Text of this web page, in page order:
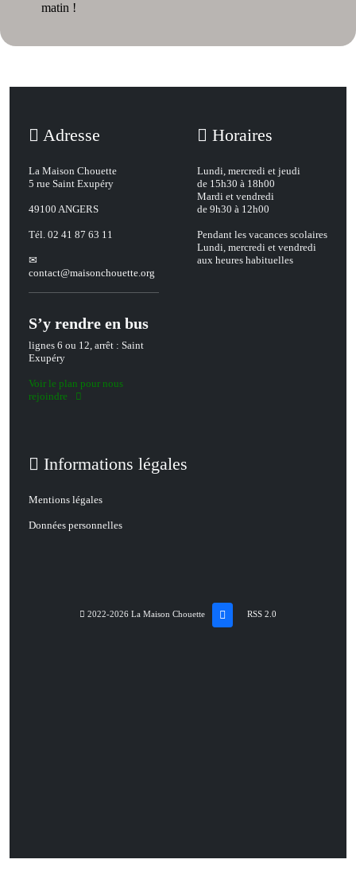
matin !
Adresse
La Maison Chouette
5 rue Saint Exupéry
49100 ANGERS
Tél. 02 41 87 63 11
contact@maisonchouette.org
S’y rendre en bus
lignes 6 ou 12, arrêt : Saint
Exupéry
Voir le plan pour nous
rejoindre
Horaires
Lundi, mercredi et jeudi
de 15h30 à 18h00
Mardi et vendredi
de 9h30 à 12h00
Pendant les vacances scolaires
Lundi, mercredi et vendredi
aux heures habituelles
Informations légales
Mentions légales
Données personnelles
2022-2026 La Maison Chouette RSS 2.0